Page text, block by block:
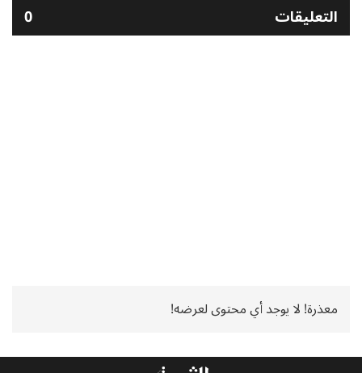
التعليقات 0
معذرة! لا يوجد أي محتوى لعرضه!